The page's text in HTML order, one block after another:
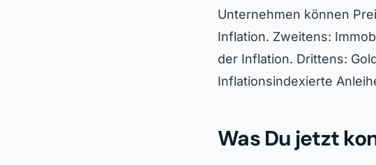
Unternehmen können
Inflation. Zweitens:
der Inflation. Drittens:
Inflationsindexierte
Was Du jetzt